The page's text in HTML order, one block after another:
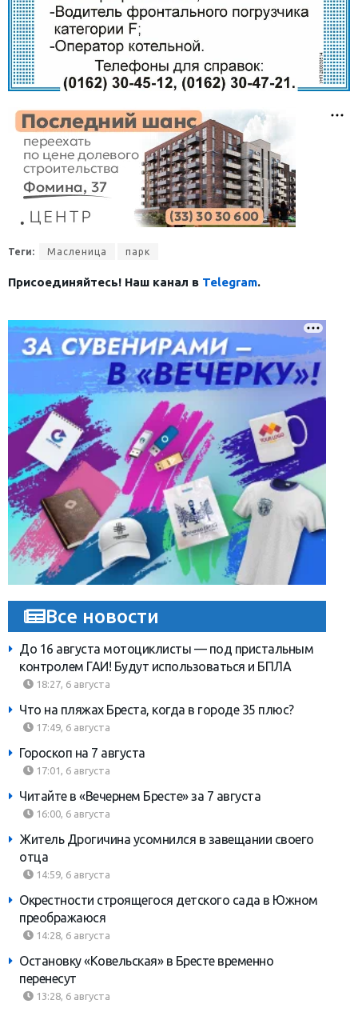
Теги: Масленица парк
Присоединяйтесь! Наш канал в Telegram.
Все новости
До 16 августа мотоциклисты — под пристальным
контролем ГАИ! Будут использоваться и БПЛА
18:27, 6 августа
Что на пляжах Бреста, когда в городе 35 плюс?
17:49, 6 августа
Гороскоп на 7 августа
17:01, 6 августа
Читайте в «Вечернем Бресте» за 7 августа
16:00, 6 августа
Житель Дрогичина усомнился в завещании своего
отца
14:59, 6 августа
Окрестности строящегося детского сада в Южном
преображаюся
14:28, 6 августа
Остановку «Ковельская» в Бресте временно
перенесут
13:28, 6 августа